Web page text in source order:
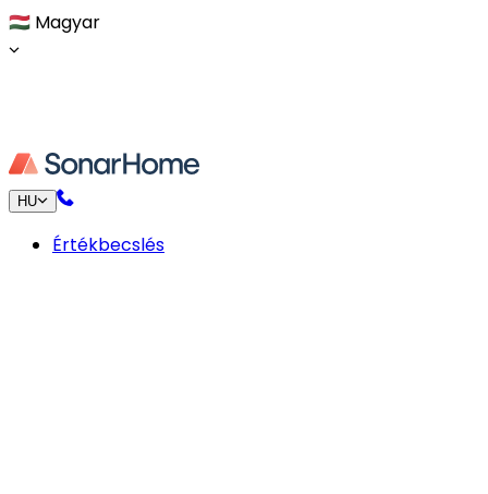
🇭🇺 Magyar
HU
Értékbecslés